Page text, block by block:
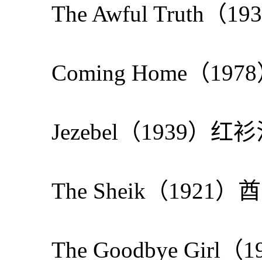
The Awful Truth（
Coming Home（
Jezebel（1939）红
The Sheik（1921）
The Goodbye Girl（